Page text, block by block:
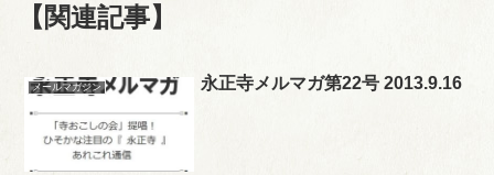
【関連記事】
メールマガジン 永正寺メルマガ第22号 2013.9.16